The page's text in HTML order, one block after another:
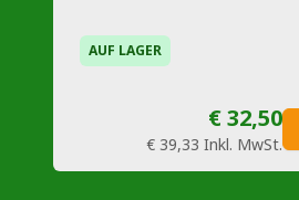
AUF LAGER
€ 32,50
€ 39,33 Inkl. MwSt.